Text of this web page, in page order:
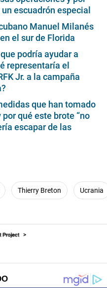
escuadrón especial
Manuel Milanés
el sur de Florida
podría ayudar a
representaría el
Jr. a la campaña
que han tomado
por qué este brote “no
escapar de las
Thierry Breton Ucrania